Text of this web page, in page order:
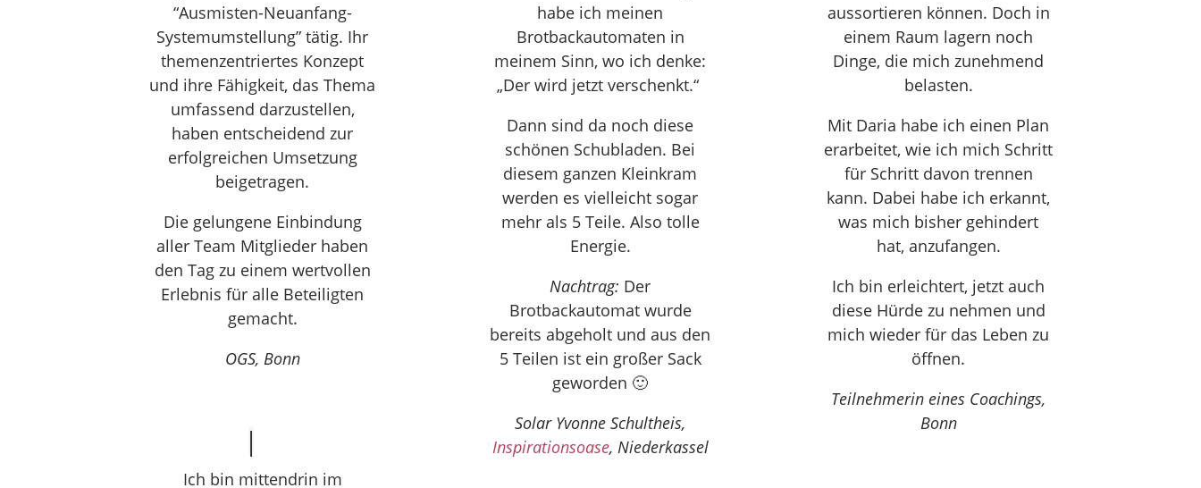
“Ausmisten-Neuanfang-
Systemumstellung” tätig. Ihr
themenzentriertes Konzept
und ihre Fähigkeit, das Thema
umfassend darzustellen,
haben entscheidend zur
erfolgreichen Umsetzung
beigetragen.
Die gelungene Einbindung
aller Team Mitglieder haben
den Tag zu einem wertvollen
Erlebnis für alle Beteiligten
gemacht.
OGS, Bonn
Ich bin mittendrin im
habe ich meinen
Brotbackautomaten in
meinem Sinn, wo ich denke:
„Der wird jetzt verschenkt.“
Dann sind da noch diese
schönen Schubladen. Bei
diesem ganzen Kleinkram
werden es vielleicht sogar
mehr als 5 Teile. Also tolle
Energie.
Nachtrag: Der
Brotbackautomat wurde
bereits abgeholt und aus den
5 Teilen ist ein großer Sack
geworden 🙂
Solar Yvonne Schultheis,
Inspirationsoase, Niederkassel
aussortieren können. Doch in
einem Raum lagern noch
Dinge, die mich zunehmend
belasten.
Mit Daria habe ich einen Plan
erarbeitet, wie ich mich Schritt
für Schritt davon trennen
kann. Dabei habe ich erkannt,
was mich bisher gehindert
hat, anzufangen.
Ich bin erleichtert, jetzt auch
diese Hürde zu nehmen und
mich wieder für das Leben zu
öffnen.
Teilnehmerin eines Coachings,
Bonn